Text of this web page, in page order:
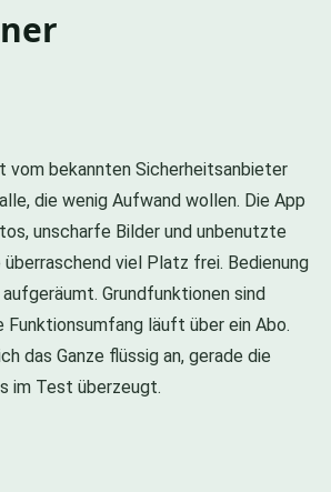
vom bekannten Sicherheitsanbieter
die wenig Aufwand wollen. Die App
unscharfe Bilder und unbenutzte
viel Platz frei. Bedienung
Grundfunktionen sind
läuft über ein Abo.
das Ganze flüssig an, gerade die
im Test überzeugt.